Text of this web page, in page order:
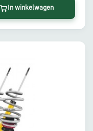
In winkelwagen